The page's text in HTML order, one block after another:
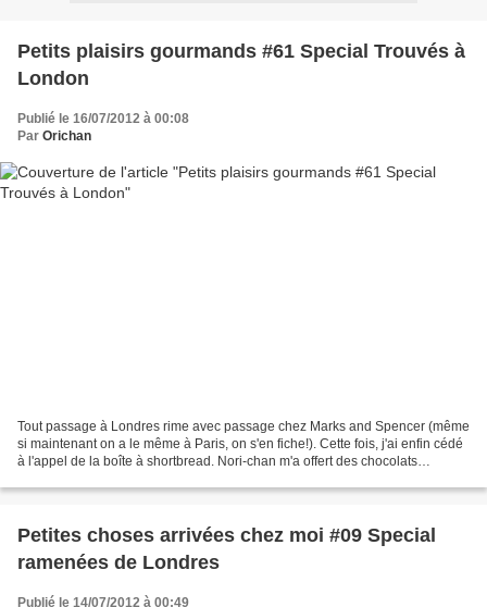
Petits plaisirs gourmands #61 Special Trouvés à
London
Publié le 16/07/2012 à 00:08
Par Orichan
Tout passage à Londres rime avec passage chez Marks and Spencer (même
si maintenant on a le même à Paris, on s'en fiche!). Cette fois, j'ai enfin cédé
à l'appel de la boîte à shortbread. Nori-chan m'a offert des chocolats
Petites choses arrivées chez moi #09 Special
ramenées de Londres
Publié le 14/07/2012 à 00:49